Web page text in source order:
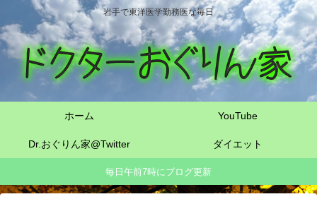
岩手で東洋医学勤務医な毎日
ホーム YouTube
Dr.おぐりん家@Twitter ダイエット
毎日午前7時にブログ更新